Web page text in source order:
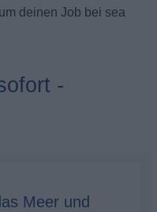
deinen Job bei sea
-
Meer und